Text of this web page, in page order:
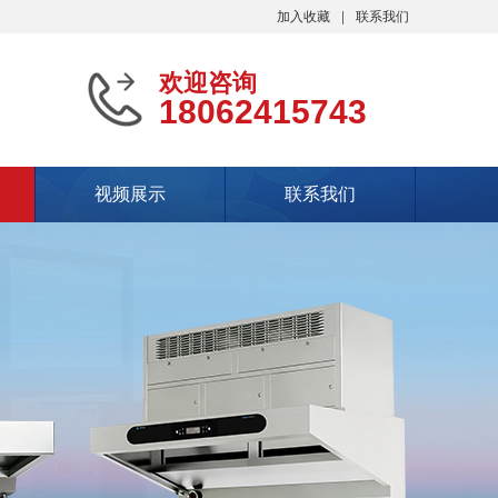
加入收藏 联系我们
欢迎咨询
18062415743
视频展示 联系我们